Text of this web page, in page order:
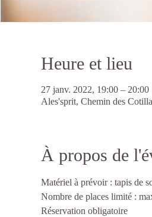
Heure et lieu
27 janv. 2022, 19:00 – 20:00
Ales'sprit, Chemin des
À propos de
Matériel à prévoir : tapis de
Nombre de places limité :
Réservation obligatoire